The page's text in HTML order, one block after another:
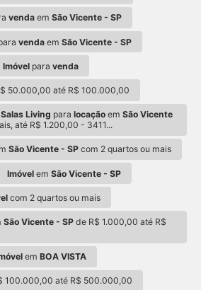
vendaem São Vicente - SP
vendaem São Vicente - SP
Imóvel para venda
50.000,00 até R$ 100.000,00
Living paralocação emSão Vicente
até R$ 1.200,00 - 3411...
São Vicente - SP com 2 quartos ou mais
Imóvelem São Vicente - SP
com 2 quartos ou mais
São Vicente - SP de R$ 1.000,00 até R$
em BOA VISTA
100.000,00 até R$ 500.000,00